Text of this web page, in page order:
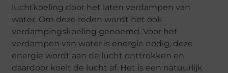
luchtkoeling door het laten verdampen van
water. Om deze reden wordt het ook
verdampingskoeling genoemd. Voor het
verdampen van water is energie nodig, deze
energie wordt aan de lucht onttrokken en
daardoor koelt de lucht af. Het is een natuurlijk